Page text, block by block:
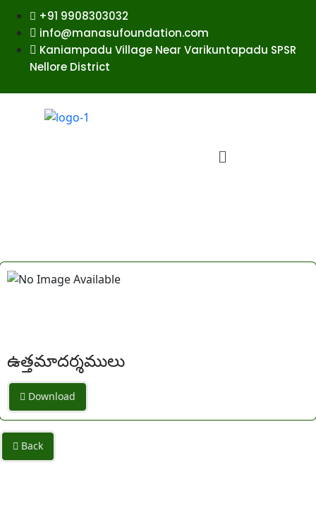
+91 9908303032
info@manasufoundation.com
Kaniampadu Village Near Varikuntapadu SPSR
Nellore District
ఉత్తమాదర్శములు
Download
Back